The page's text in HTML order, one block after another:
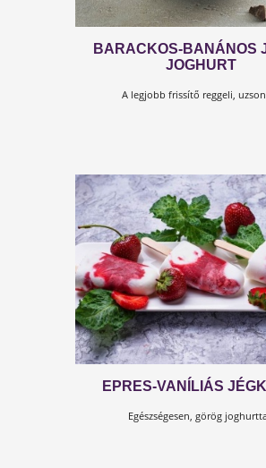
Egészséges és